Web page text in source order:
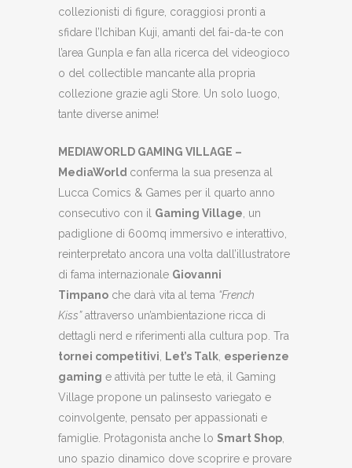
collezionisti di figure, coraggiosi pronti a
sfidare l’Ichiban Kuji, amanti del fai-da-te con
l’area Gunpla e fan alla ricerca del videogioco
o del collectible mancante alla propria
collezione grazie agli Store. Un solo luogo,
tante diverse anime!
MEDIAWORLD GAMING VILLAGE –
MediaWorld conferma la sua presenza al
Lucca Comics & Games per il quarto anno
consecutivo con il Gaming Village , un
padiglione di 600mq immersivo e interattivo,
reinterpretato ancora una volta dall’illustratore
di fama internazionale Giovanni
Timpano che darà vita al tema “French
Kiss”attraverso un’ambientazione ricca di
dettagli nerd e riferimenti alla cultura pop. Tra
tornei competitivi
Let’s Talk esperienze
gaming e attività per tutte le età, il Gaming
Village propone un palinsesto variegato e
coinvolgente, pensato per appassionati e
famiglie. Protagonista anche lo Smart Shop
uno spazio dinamico dove scoprire e provare